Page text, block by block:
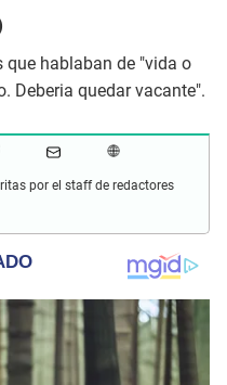
que hablaban de "vida o
Deberia quedar vacante".
por el staff de redactores